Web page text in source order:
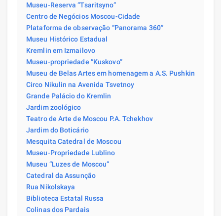
Museu-Reserva “Tsaritsyno”
Centro de Negócios Moscou-Cidade
Plataforma de observação “Panorama 360”
Museu Histórico Estadual
Kremlin em Izmailovo
Museu-propriedade “Kuskovo”
Museu de Belas Artes em homenagem a A.S. Pushkin
Circo Nikulin na Avenida Tsvetnoy
Grande Palácio do Kremlin
Jardim zoológico
Teatro de Arte de Moscou P.A. Tchekhov
Jardim do Boticário
Mesquita Catedral de Moscou
Museu-Propriedade Lublino
Museu “Luzes de Moscou”
Catedral da Assunção
Rua Nikolskaya
Biblioteca Estatal Russa
Colinas dos Pardais